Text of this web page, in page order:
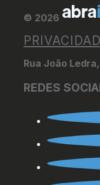
© 2026
Rua João
REDES